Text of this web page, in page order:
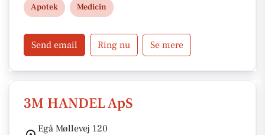
Apotek Medicin
Send email Ring nu Se mere
3M HANDEL ApS
Egå Møllevej 120